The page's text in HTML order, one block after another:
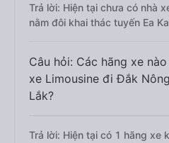
Trả lời: Hiện tại chưa có nhà
nằm đôi khai thác tuyến Ea
Câu hỏi: Các hãng xe
xe Limousine đi Đắk
Lắk?
Trả lời: Hiện tại có 1 hãng xe